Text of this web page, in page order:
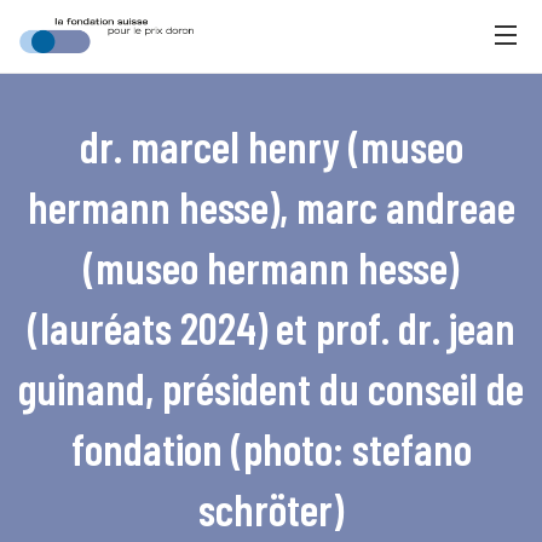
dr. marcel henry (museo
hermann hesse), marc andreae
(museo hermann hesse)
(lauréats 2024) et prof. dr. jean
guinand, président du conseil de
fondation (photo: stefano
schröter)